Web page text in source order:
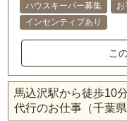
ハウスキーパー募集
お
インセンティブあり
こ
馬込沢駅から徒歩10
代行のお仕事（千葉県